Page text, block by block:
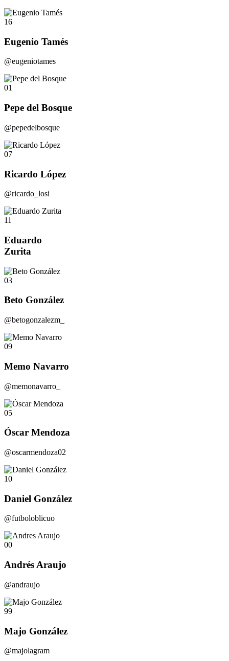
16
Eugenio Tamés
@eugeniotames
01
Pepe del Bosque
@pepedelbosque
07
Ricardo López
@ricardo_losi
11
Eduardo
Zurita
03
Beto González
@betogonzalezm_
09
Memo Navarro
@memonavarro_
05
Óscar Mendoza
@oscarmendoza02
10
Daniel González
@futboloblicuo
00
Andrés Araujo
@andraujo
99
Majo González
@majolagram